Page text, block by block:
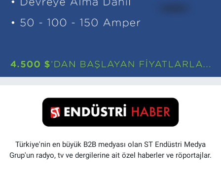
Türkiye'nin en büyük B2B medyası olan ST Endüstri Medya
Grup'un radyo, tv ve dergilerine ait özel haberler ve röportajlar.